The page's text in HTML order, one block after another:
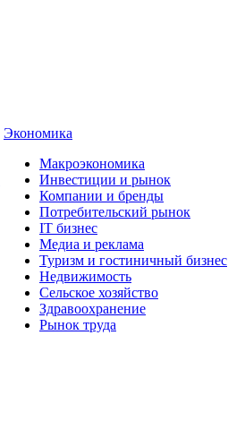
Экономика
Макроэкономика
Инвестиции и рынок
Компании и бренды
Потребительский рынок
IT бизнес
Медиа и реклама
Туризм и гостиничный бизнес
Недвижимость
Сельское хозяйство
Здравоохранение
Рынок труда